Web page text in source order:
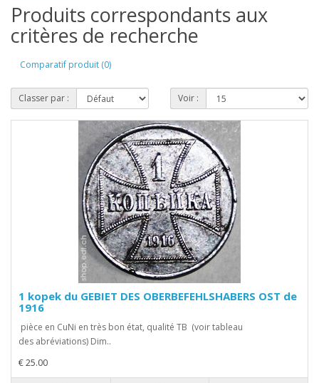
Produits correspondants aux
critères de recherche
Comparatif produit (0)
Classer par : Voir :
1 kopek du GEBIET DES OBERBEFEHLSHABERS OST de
1916
pièce en CuNi en très bon état, qualité TB (voir tableau
des abréviations) Dim..
€ 25.00